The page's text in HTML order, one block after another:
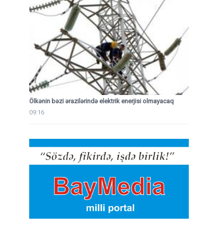
Ölkənin bəzi ərazilərində elektrik enerjisi olmayacaq
09:16